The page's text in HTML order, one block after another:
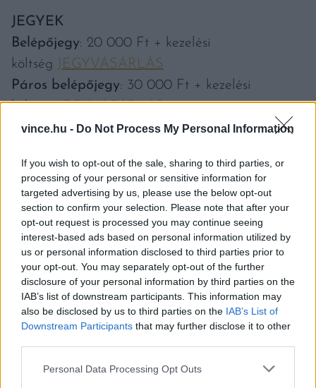
vince.hu - Do Not Process My Personal Information
If you wish to opt-out of the sale, sharing to third parties, or
processing of your personal or sensitive information for
targeted advertising by us, please use the below opt-out
section to confirm your selection. Please note that after your
opt-out request is processed you may continue seeing
interest-based ads based on personal information utilized by
us or personal information disclosed to third parties prior to
your opt-out. You may separately opt-out of the further
disclosure of your personal information by third parties on the
IAB’s list of downstream participants. This information may
also be disclosed by us to third parties on the IAB’s List of
Downstream Participants that may further disclose it to other
Please note that this website/app uses one or more Google
Personal Data Processing Opt Outs
JEGYEK
Belépőjegy: 20 000 Ft + kezelési
költség
JEGYVÁSÁRLÁS
Páros belépőjegy: 30 000 Ft + kezelési
költségJEGYVÁSÁRLÁS
kóstolását és a kóstoló pohár bérlését. Kóstoljon
végig egy jeggyel, több mint 100 ünnepi tételt.